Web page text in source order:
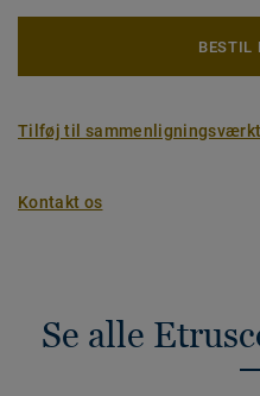
BESTIL
Tilføj til
Kontakt os
Se alle